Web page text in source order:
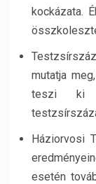
kockázata.
mutatja
teszi ki
Háziorvosi
esetén